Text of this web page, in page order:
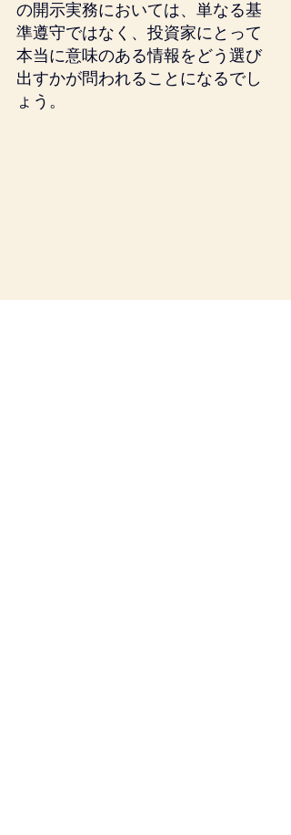
の開示実務においては、単なる基
準遵守ではなく、投資家にとって
本当に意味のある情報をどう選び
出すかが問われることになるでし
ょう。